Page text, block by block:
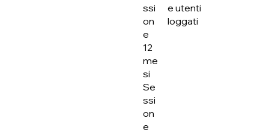
ssi
on
e
12
me
si
Se
ssi
on
e
e utenti
loggati